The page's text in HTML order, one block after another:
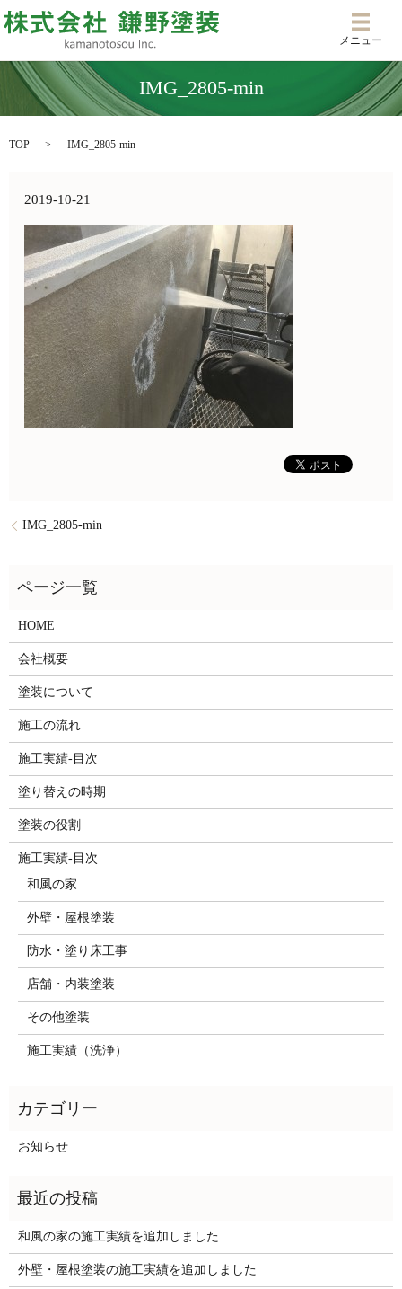
メニ
メニュー
IMG_2805-min
TOP IMG_2805-min
2019-10-21
IMG_2805-min
HOME
会社概要
塗装について
施工の流れ
施工実績-目次
塗り替えの時期
塗装の役割
施工実績-目次
和風の家
外壁・屋根塗装
防水・塗り床工事
店舗・内装塗装
その他塗装
施工実績（洗浄）
お知らせ
和風の家の施工実績を追加しました
外壁・屋根塗装の施工実績を追加しました